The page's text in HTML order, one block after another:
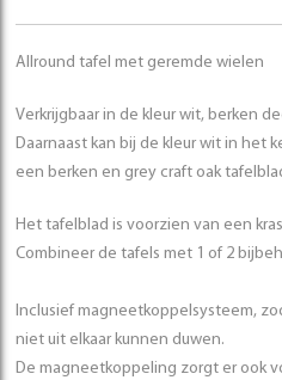
Allround tafel met geremde wielen
Verkrijgbaar in de kleur wit, berken
Daarnaast kan bij de kleur wit in het
een berken en grey craft oak
Het tafelblad is voorzien van een
Combineer de tafels met 1 of 2
Inclusief magneetkoppelsysteem,
niet uit elkaar kunnen duwen.
De magneetkoppeling zorgt er ook